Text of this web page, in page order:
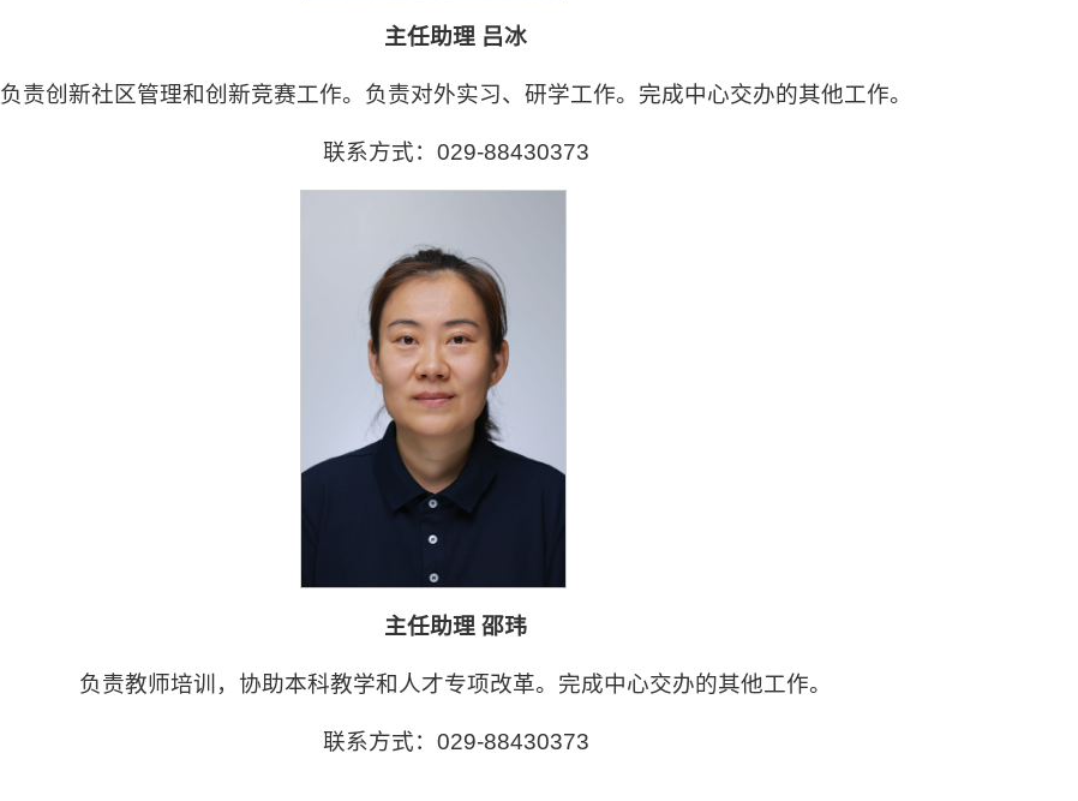
主任助理 吕冰
负责创新社区管理和创新竞赛工作。负责对外实习、研学工作。完成中心交办的其他工作。
联系方式：029-88430373
主任助理 邵玮
负责教师培训，协助本科教学和人才专项改革。完成中心交办的其他工作。
联系方式：029-88430373